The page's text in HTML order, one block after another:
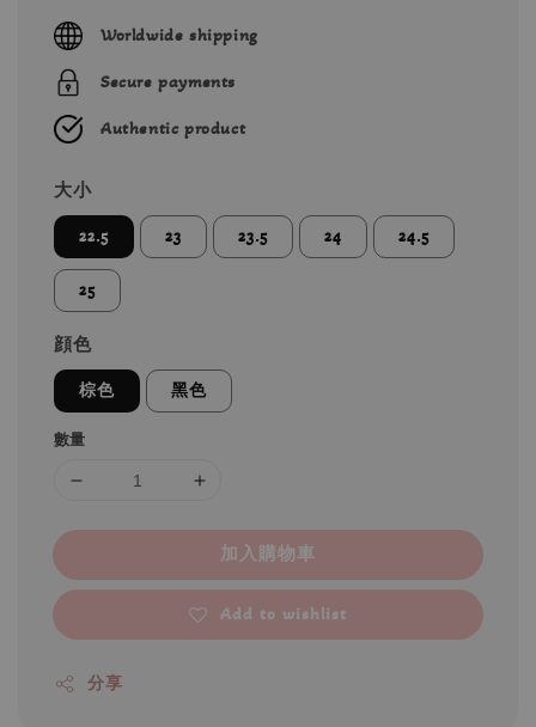
price
Worldwide shipping
Secure payments
Authentic product
大小
22.5 23 23.5 24 24.5
25
顔色
棕色 黑色
數量
加入購物車
Add to wishlist
分享